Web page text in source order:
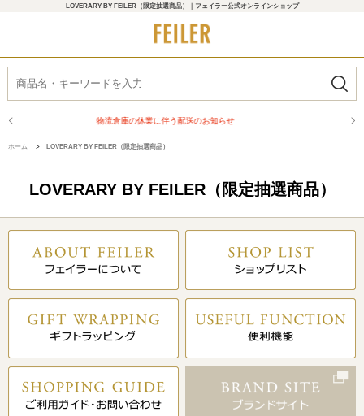
LOVERARY BY FEILER（限定抽選商品）｜フェイラー公式オンラインショップ
物流倉庫の休業に伴う配送のお知らせ
ホーム > LOVERARY BY FEILER（限定抽選商品）
LOVERARY BY FEILER（限定抽選商品）